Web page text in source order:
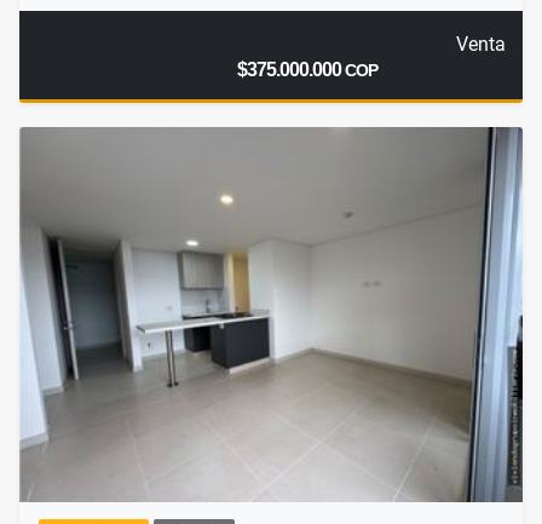
Venta
$375.000.000COP